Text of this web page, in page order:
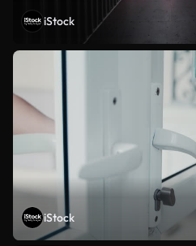
iStock
iStock